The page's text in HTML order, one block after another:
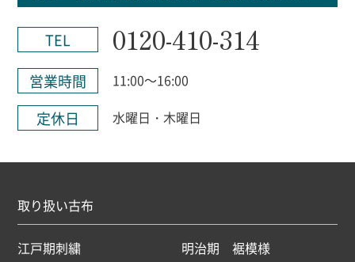
TEL 0120-410-314
営業時間 11:00～16:00
定休日 水曜日・木曜日
取り扱い古布
江戸期刺繍
明治期 裾模様